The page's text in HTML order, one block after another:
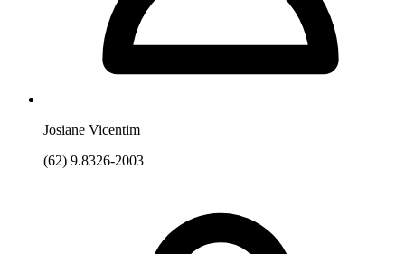
Josiane Vicentim
(62) 9.8326-2003